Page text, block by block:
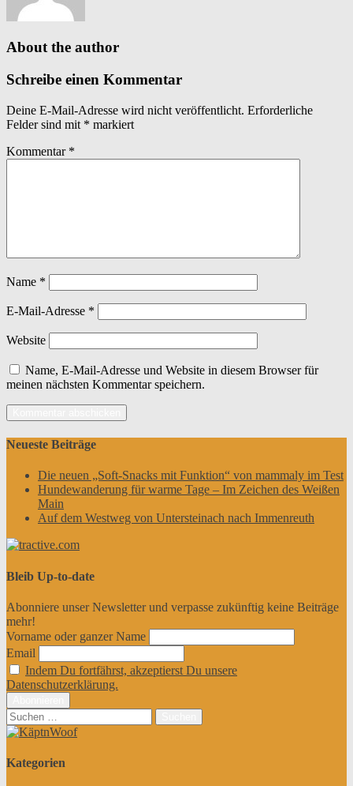
About the author
Schreibe einen Kommentar
Deine E-Mail-Adresse wird nicht veröffentlicht. Erforderliche
Felder sind mit * markiert
Kommentar *
Name *
E-Mail-Adresse *
Website
Name, E-Mail-Adresse und Website in diesem Browser für
meinen nächsten Kommentar speichern.
Neueste Beiträge
Die neuen „Soft-Snacks mit Funktion“ von mammaly im Test
Hundewanderung für warme Tage – Im Zeichen des Weißen
Main
Auf dem Westweg von Untersteinach nach Immenreuth
Bleib Up-to-date
Abonniere unser Newsletter und verpasse zukünftig keine Beiträge
mehr!
Vorname oder ganzer Name
Email
Indem Du fortfährst, akzeptierst Du unsere
Datenschutzerklärung.
Suchen
nach:
Kategorien